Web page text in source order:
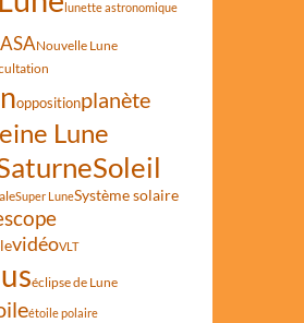
lunette astronomique
Nouvelle Lune
oppositionplanète
Lune
Soleil
Super LuneSystème solaire
vidéoVLT
éclipse de Lune
étoile polaire